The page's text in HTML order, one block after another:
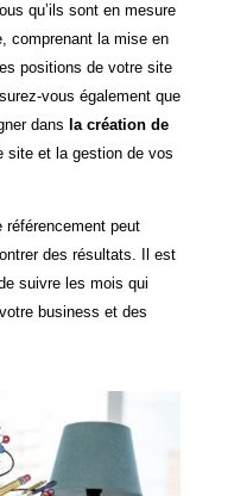
qu’ils sont en mesure
comprenant la mise en
positions de votre site
vous également que
dans la création de
site et la gestion de vos
référencement peut
des résultats. Il est
suivre les mois qui
business et des